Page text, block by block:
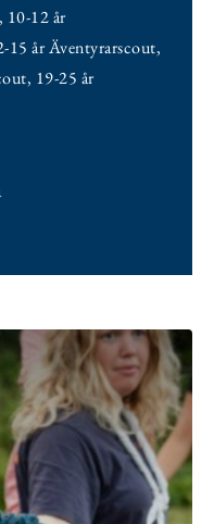
, 10-12 år
15 år Äventyrarscout,
, 19-25 år